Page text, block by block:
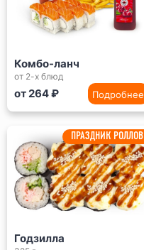
Комбо-ланч
от 2-х блюд
от 264 ₽ Подробнее
ПРАЗДНИК РОЛЛОВ
Годзилла